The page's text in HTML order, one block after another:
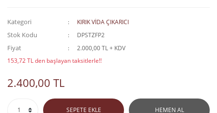
Kategori KIRIK VİDA ÇIKARICI
Stok Kodu DPSTZFP2
Fiyat
2.000,00 TL + KDV
153,72 TL den başlayan taksitlerle!!
2.400,00 TL
SEPETE EKLE HEMEN AL